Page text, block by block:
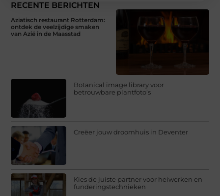
RECENTE BERICHTEN
Aziatisch restaurant Rotterdam:
ontdek de veelzijdige smaken
van Azië in de Maasstad
Botanical image library voor
betrouwbare plantfoto’s
Creëer jouw droomhuis in Deventer
Kies de juiste partner voor heiwerken en
funderingstechnieken